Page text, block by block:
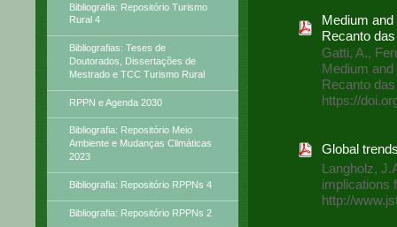
Bibliografia: Repositório Turismo
Rural 4
Bibliografias: Teses de
Doutorados, Dissertações de
Mestrado e TCC Turismo Rural
RPPN e Agenda 2030
Bibliografia: Repositório Meio
Ambiente e Mudanças Climáticas
2023
Bibliografia: Repositório RPPNs 4
Bibliografia: Repositório RPPNs 2
Medium
Recanto
Gatti, A.,
Medium
Recanto
https://
Global
Langholz,
implications
http://